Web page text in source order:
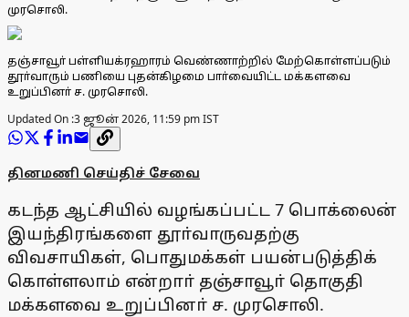
முரசொலி.
தஞ்சாவூா் பள்ளியக்ரஹாரம் வெண்ணாற்றில் மேற்கொள்ளப்படும்
தூா்வாரும் பணியை புதன்கிழமை பாா்வையிட்ட மக்களவை
உறுப்பினா் ச. முரசொலி.
Updated On :3 ஜூன் 2026, 11:59 pm IST
தினமணி செய்திச் சேவை
கடந்த ஆட்சியில் வழங்கப்பட்ட 7 பொக்லைன்
இயந்திரங்களை தூா்வாருவதற்கு
விவசாயிகள், பொதுமக்கள் பயன்படுத்திக்
கொள்ளலாம் என்றாா் தஞ்சாவூா் தொகுதி
மக்களவை உறுப்பினா் ச. முரசொலி.